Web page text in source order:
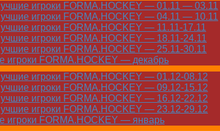
игроки FORMA.HOCKEY — 01.11 — 03.11
игроки FORMA.HOCKEY — 04.11 — 10.11
игроки FORMA.HOCKEY — 11.11-17.11
игроки FORMA.HOCKEY — 18.11-24.11
игроки FORMA.HOCKEY — 25.11-30.11
игроки FORMA.HOCKEY — декабрь
игроки FORMA.HOCKEY — 01.12-08.12
игроки FORMA.HOCKEY — 09.12-15.12
игроки FORMA.HOCKEY — 16.12-22.12
игроки FORMA.HOCKEY — 23.12-29.12
игроки FORMA.HOCKEY — январь